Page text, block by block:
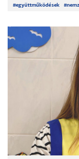
#együttműködések #